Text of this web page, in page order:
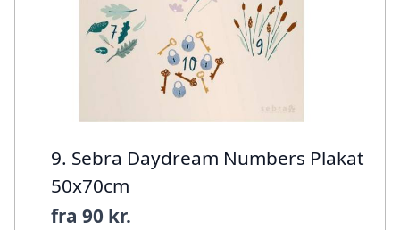
9. Sebra Daydream Numbers Plakat
50x70cm
fra 90 kr.